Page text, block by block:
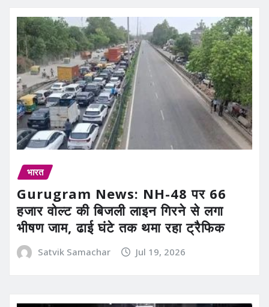
भारत
Gurugram News: NH-48 पर 66
हजार वोल्ट की बिजली लाइन गिरने से लगा
भीषण जाम, ढाई घंटे तक थमा रहा ट्रैफिक
Satvik Samachar Jul 19, 2026